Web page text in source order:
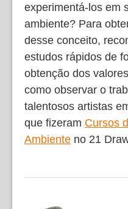
experimentá-los em
ambiente? Para
desse conceito,
estudos rápidos de
obtenção dos
como observar o
talentosos artistas
que fizeram Cursos
Ambiente no 21